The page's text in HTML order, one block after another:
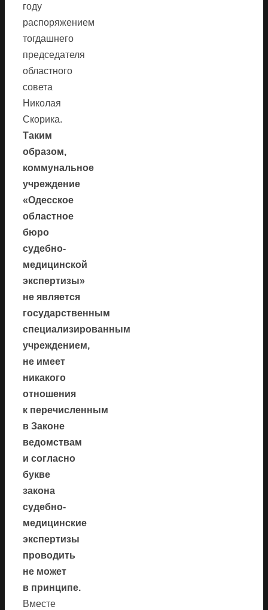
году
распоряжением
тогдашнего
председателя
областного
совета
Николая
Скорика.
Таким
образом,
коммунальное
учреждение
«Одесское
областное
бюро
судебно-
медицинской
экспертизы»
не является
государственным
специализированным
учреждением,
не имеет
никакого
отношения
к перечисленным
в Законе
ведомствам
и согласно
букве
закона
судебно-
медицинские
экспертизы
проводить
не может
в принципе.
Вместе